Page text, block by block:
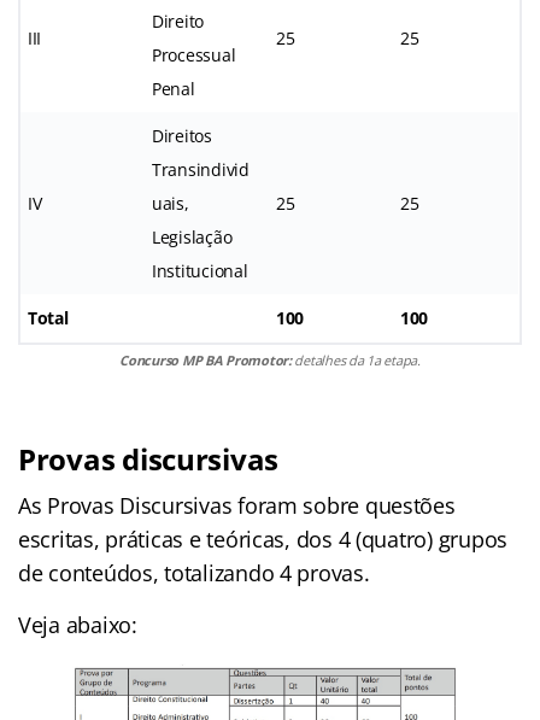
III
Direito
Processual
Penal
25 25
IV
Direitos
Transindivid
uais,
Legislação
Institucional
25 25
Total 100 100
Concurso MP BA Promotor:detalhes da 1a etapa.
Provas discursivas
As Provas Discursivas foram sobre questões
escritas, práticas e teóricas, dos 4 (quatro) grupos
de conteúdos, totalizando 4 provas.
Veja abaixo: